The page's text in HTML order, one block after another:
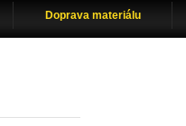
Doprava materiálu